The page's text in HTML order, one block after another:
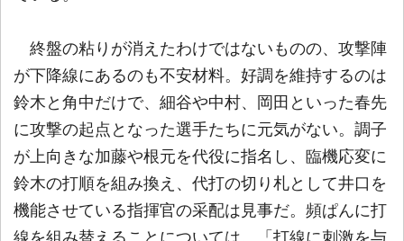
終盤の粘りが消えたわけではないものの、攻撃陣
が下降線にあるのも不安材料。好調を維持するのは
鈴木と角中だけで、細谷や中村、岡田といった春先
に攻撃の起点となった選手たちに元気がない。調子
が上向きな加藤や根元を代役に指名し、臨機応変に
鈴木の打順を組み換え、代打の切り札として井口を
機能させている指揮官の采配は見事だ。頻ぱんに打